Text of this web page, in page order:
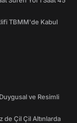
TBMM'de Kabul
ve Resimli
de Çil Çil Altınlarda